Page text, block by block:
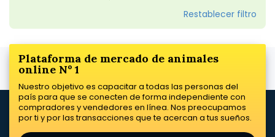
Restablecer filtro
Plataforma de mercado de animales
online Nº 1
Nuestro objetivo es capacitar a todas las personas del
país para que se conecten de forma independiente con
compradores y vendedores en línea. Nos preocupamos
por ti y por las transacciones que te acercan a tus sueños.